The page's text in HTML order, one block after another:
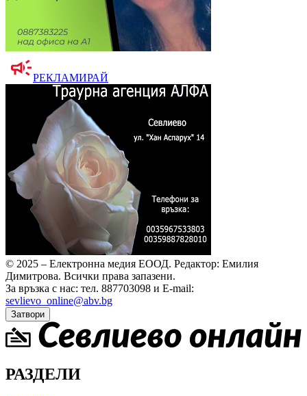
РЕКЛАМИРАЙ
© 2025 – Електронна медия ЕООД. Редактор: Емилия
Димитрова. Всички права запазени.
За връзка с нас: тел. 887703098 и E-mail:
sevlievo_online@abv.bg
Затвори
РАЗДЕЛИ